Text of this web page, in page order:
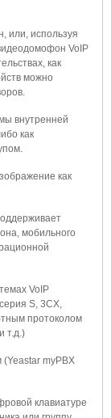
или, используя
VoIP
как
можно
внутренней
как
как
мобильного
VoIP
S, 3CX,
протоколом
т.д.)
myPBX
клавиатуре